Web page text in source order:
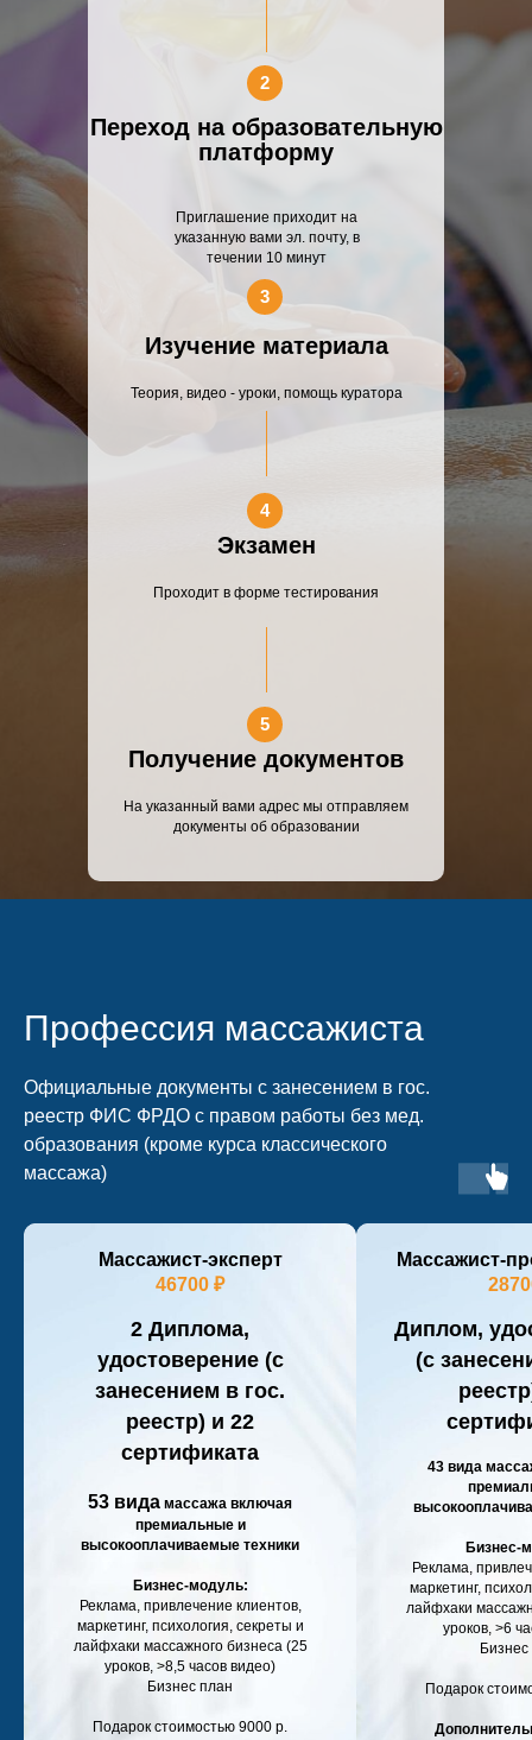
5
3
2
4
Приглашение приходит на
указанную вами эл. почту, в
течении 10 минут
Теория, видео - уроки, помощь куратора
Переход на образовательную
платформу
Изучение материала
Проходит в форме тестирования
Экзамен
На указанный вами адрес мы отправляем
документы об образовании
Получение документов
Профессия массажиста
Официальные документы с занесением в гос.
реестр ФИС ФРДО с правом работы без мед.
образования (кроме курса классического
массажа)
Массажист-эксперт
46700 ₽
2 Диплома,
удостоверение (с
занесением в гос.
реестр) и 22
сертификата
53 вида массажа включая
премиальные и
высокооплачиваемые техники
Бизнес-модуль:
Реклама, привлечение клиентов,
маркетинг, психология, секреты и
лайфхаки массажного бизнеса (25
уроков, >8,5 часов видео)
Бизнес план
Подарок стоимостью 9000 р.
Массажист-
Диплом,
(с
43 вида
Бизнес-
Реклама,
маркетинг,
лайфхаки
уроков, >6
Подарок